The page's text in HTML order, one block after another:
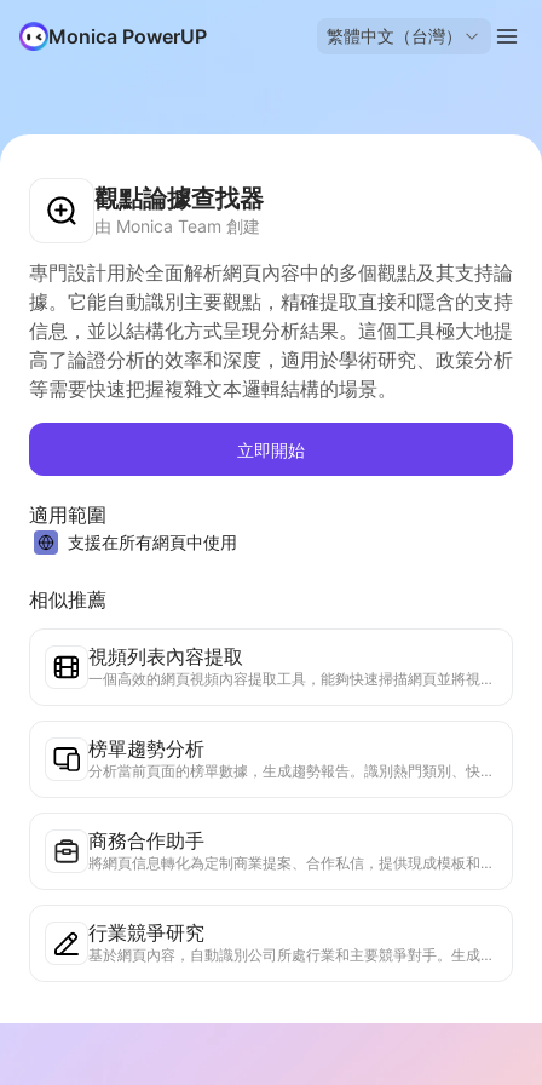
Monica PowerUP 繁體中文（台灣）
觀點論據查找器
由 Monica Team 創建
專門設計用於全面解析網頁內容中的多個觀點及其支持論
據。它能自動識別主要觀點，精確提取直接和隱含的支持
信息，並以結構化方式呈現分析結果。這個工具極大地提
高了論證分析的效率和深度，適用於學術研究、政策分析
等需要快速把握複雜文本邏輯結構的場景。
立即開始
適用範圍
支援在所有網頁中使用
相似推薦
視頻列表內容提取
一個高效的網頁視頻內容提取工具，能夠快速掃描網頁並將視頻信息整理成結構化的Markdown表格。
榜單趨勢分析
分析當前頁面的榜單數據，生成趨勢報告。識別熱門類別、快速上升的產品類型和新興技術。提供即時市場洞察，助你理解最新產品趨勢和市場動向。
商務合作助手
將網頁信息轉化為定制商業提案、合作私信，提供現成模板和跟進指南，簡化協作流程。
行業競爭研究
基於網頁內容，自動識別公司所處行業和主要競爭對手。生成詳細的競爭格局分析報告，包括市場份額、產品對比和SWOT分析，幫助了解企業在行業中的定位。